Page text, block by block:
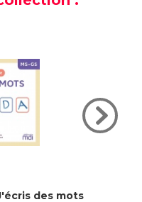
des mots